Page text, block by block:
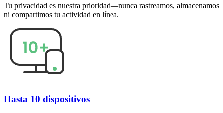
Tu privacidad es nuestra prioridad—nunca rastreamos, almacenamos
ni compartimos tu actividad en línea.
Hasta 10 dispositivos